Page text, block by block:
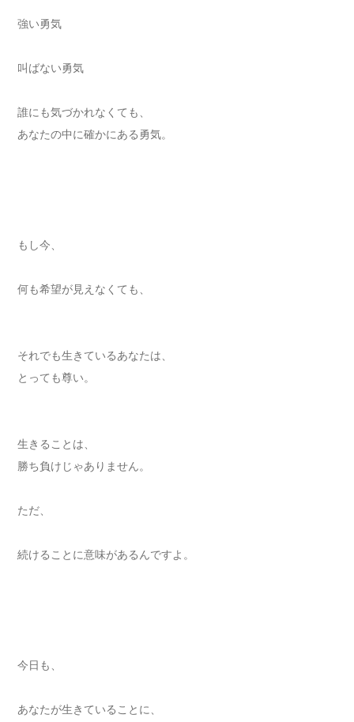
強い勇気
叫ばない勇気
誰にも気づかれなくても、
あなたの中に確かにある勇気。
もし今、
何も希望が見えなくても、
それでも生きているあなたは、
とっても尊い。
生きることは、
勝ち負けじゃありません。
ただ、
続けることに意味があるんですよ。
今日も、
あなたが生きていることに、